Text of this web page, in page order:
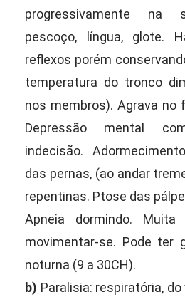
progressivamente na
pescoço, língua, glote.
reflexos porém
temperatura do tronco
nos membros). Agrava no
Depressão mental
indecisão.
das pernas, (ao andar
repentinas. Ptose das
Apneia dormindo.
movimentar-se. Pode ter
noturna (9 a 30CH).
b) Paralisia: respiratória,